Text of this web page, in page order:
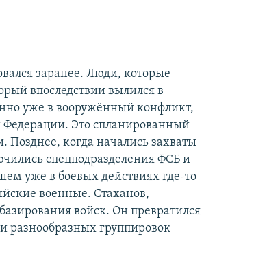
заранее. Люди, которые
впоследствии вылился в
уже в вооружённый конфликт,
Федерации. Это спланированный
Позднее, когда начались захваты
спецподразделения ФСБ и
уже в боевых действиях где-то
военные. Стаханов,
войск. Он превратился
разнообразных группировок